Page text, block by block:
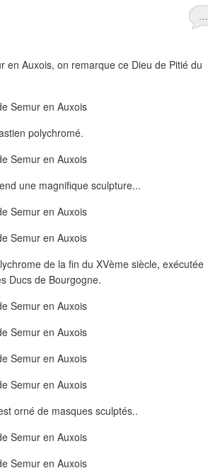
…
en Auxois, on remarque ce Dieu de Pitié du
polychromé.
une magnifique sculpture...
de la fin du XVème siècle, exécutée
Ducs de Bourgogne.
orné de masques sculptés..